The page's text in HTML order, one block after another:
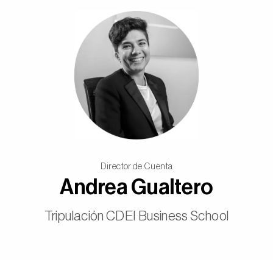
Director de Cuenta
Andrea Gualtero
Tripulación CDEI Business School